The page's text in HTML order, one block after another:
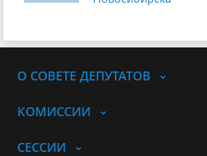
О СОВЕТЕ ДЕПУТАТОВ
КОМИССИИ
СЕССИИ